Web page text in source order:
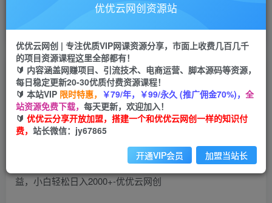
您暂无购买权限，请先开通会员
开通会员
（10258期）AI撸文章，最新分发玩法，当天见收
益，小白轻松日入2000+
优优云网创
2年前更新
关注 私信
优优云网创资源站
优优云网创 | 专注优质VIP网课资源分享，市面上收费几百几千
的项目资源课程这里全部都有！
🔰 内容涵盖网赚项目、引流技术、电商运营、脚本源码等资源，
每日稳定更新20-30优质付费资源课程！
🔰 本站VIP 限时特惠， ￥79/年，￥99/永久 (推广佣金70%)， 全
站资源免费下载， 每天更新，欢迎加入！
🔰 优优云分享开放加盟，搭建一个和优优云网创一样的知识付
费， 站长微信：jy67865
开通VIP会员 加盟当站长